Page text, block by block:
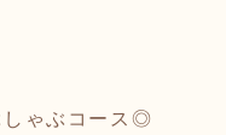
ゃぶコース◎